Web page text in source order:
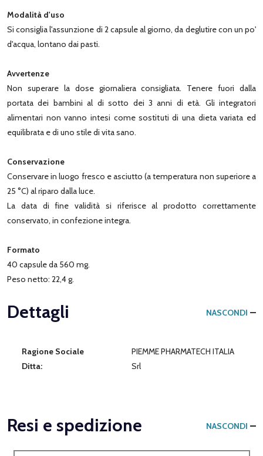
Modalità d'uso
Si consiglia l'assunzione di 2 capsule al giorno, da deglutire con un po'
d'acqua, lontano dai pasti.
Avvertenze
Non superare la dose giornaliera consigliata. Tenere fuori dalla
portata dei bambini al di sotto dei 3 anni di età. Gli integratori
alimentari non vanno intesi come sostituti di una dieta variata ed
equilibrata e di uno stile di vita sano.
Conservazione
Conservare in luogo fresco e asciutto (a temperatura non superiore a
25 °C) al riparo dalla luce.
La data di fine validità si riferisce al prodotto correttamente
conservato, in confezione integra.
Formato
40 capsule da 560 mg.
Peso netto: 22,4 g.
Dettagli NASCONDI
Ragione Sociale
Ditta:
PIEMME PHARMATECH ITALIA
Srl
Resi e spedizione NASCONDI